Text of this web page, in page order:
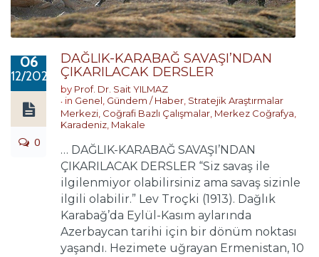
06
12/2020
0
DAĞLIK-KARABAĞ SAVAŞI’NDAN
ÇIKARILACAK DERSLER
by Prof. Dr. Sait YILMAZ
in Genel Gündem / Haber Stratejik Araştırmalar
Merkezi Coğrafi Bazlı Çalışmalar Merkez Coğrafya
Karadeniz Makale
… DAĞLIK-KARABAĞ SAVAŞI’NDAN
ÇIKARILACAK DERSLER “Siz savaş ile
ilgilenmiyor olabilirsiniz ama savaş sizinle
ilgili olabilir.” Lev Troçki (1913). Dağlık
Karabağ’da Eylül-Kasım aylarında
Azerbaycan tarihi için bir dönüm noktası
yaşandı. Hezimete uğrayan Ermenistan, 10